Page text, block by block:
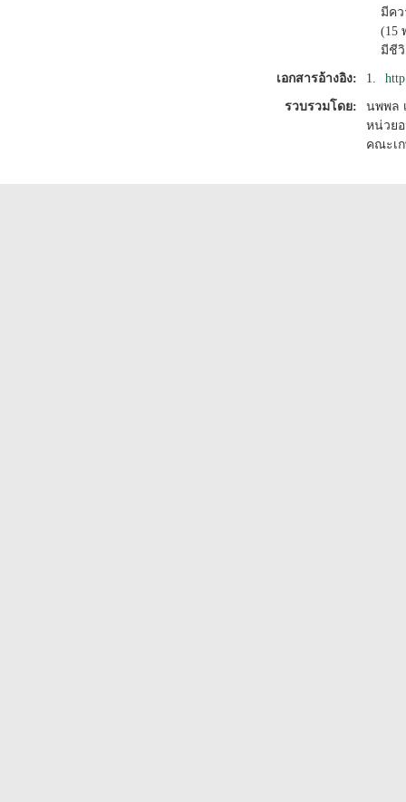
มีค
(15
มีชี
เอกสารอ้างอิง: 1.
รวบรวมโดย:
นพพล
หน่วย
คณะเ